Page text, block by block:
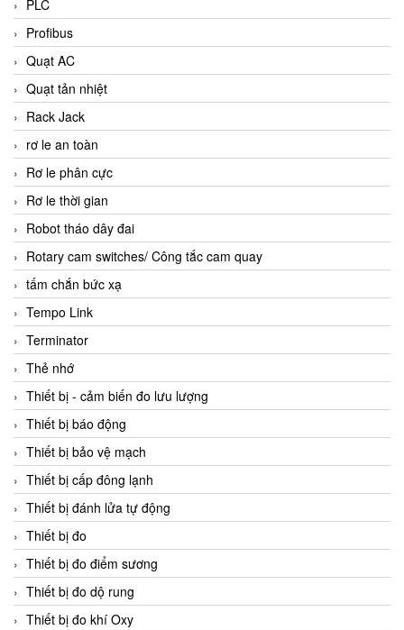
PLC
Profibus
Quạt AC
Quạt tản nhiệt
Rack Jack
rơ le an toàn
Rơ le phân cực
Rơ le thời gian
Robot tháo dây đai
Rotary cam switches/ Công tắc cam quay
tấm chắn bức xạ
Tempo Link
Terminator
Thẻ nhớ
Thiết bị - cảm biến đo lưu lượng
Thiết bị báo động
Thiết bị bảo vệ mạch
Thiết bị cấp đông lạnh
Thiết bị đánh lửa tự động
Thiết bị đo
Thiết bị đo điểm sương
Thiết bị đo dộ rung
Thiết bị đo khí Oxy